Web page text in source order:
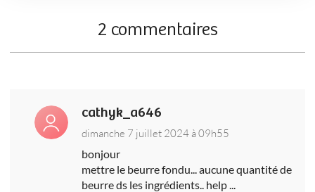
2 commentaires
cathyk_a646
dimanche 7 juillet 2024 à 09h55
bonjour
mettre le beurre fondu... aucune quantité de
beurre ds les ingrédients.. help ...